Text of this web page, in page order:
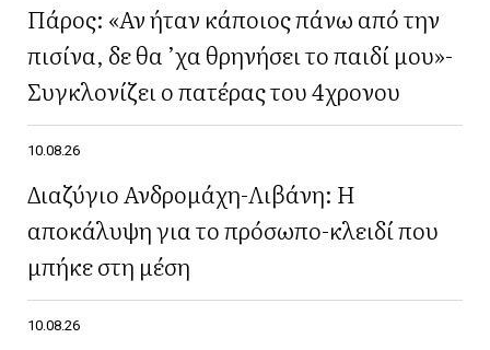
Πάρος: «Αν ήταν κάποιος πάνω από την
πισίνα, δε θα ’χα θρηνήσει το παιδί μου»-
Συγκλονίζει ο πατέρας του 4χρονου
10.08.26
Διαζύγιο Ανδρομάχη-Λιβάνη: Η
αποκάλυψη για το πρόσωπο-κλειδί που
μπήκε στη μέση
10.08.26